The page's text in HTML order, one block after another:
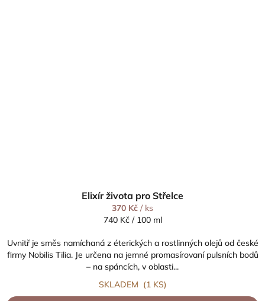
Elixír života pro Střelce
370 Kč / ks
Měrná
740 Kč / 100 ml
Uvnitř je směs namíchaná z éterických a rostlinných olejů od české
firmy Nobilis Tilia. Je určena na jemné promasírovaní pulsních bodů
– na spáncích, v oblasti...
SKLADEM (1 KS)